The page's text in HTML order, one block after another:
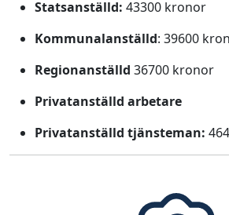
Statsanställd: 43300 kronor
Kommunalanställd: 39600
Regionanställd 36700 kronor
Privatanställd arbetare
Privatanställd tjänsteman: